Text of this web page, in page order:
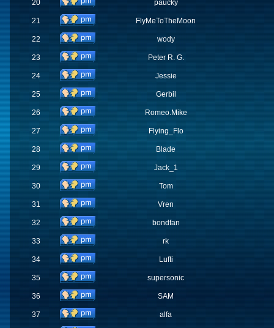
20 paucky
21 FlyMeToTheMoon
22 wody
23 Peter R. G.
24 Jessie
25 Gerbil
26 Romeo.Mike
27 Flying_Flo
28 Blade
29 Jack_1
30 Tom
31 Vren
32 bondfan
33 rk
34 Lufti
35 supersonic
36 SAM
37 alfa